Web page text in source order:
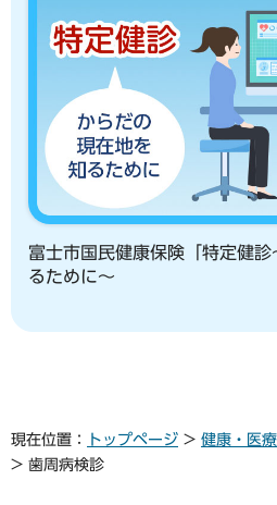
富士市国民健康保険「特定健
るために～
現在位置： トップページ > 健康・医
> 歯周病検診